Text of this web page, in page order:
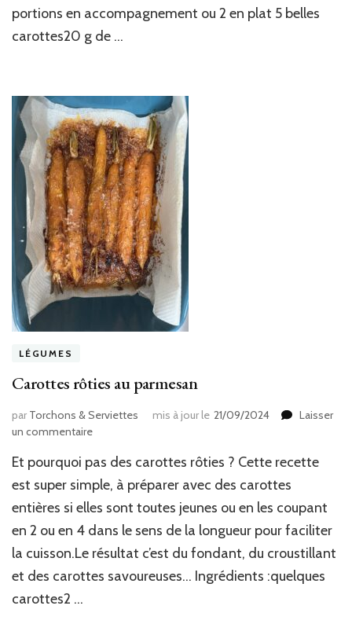
portions en accompagnement ou 2 en plat 5 belles
carottes20 g de …
LÉGUMES
Carottes rôties au parmesan
par Torchons & Serviettes mis à jour le 21/09/2024
Laisser
un commentairesur
rôties
au
parmesan
Et pourquoi pas des carottes rôties ? Cette recette
est super simple, à préparer avec des carottes
entières si elles sont toutes jeunes ou en les coupant
en 2 ou en 4 dans le sens de la longueur pour faciliter
la cuisson.Le résultat c’est du fondant, du croustillant
et des carottes savoureuses… Ingrédients :quelques
carottes2 …